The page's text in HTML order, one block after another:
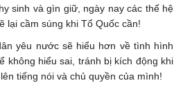
sinh và gìn giữ, ngày nay các thế hệ
lại cầm súng khi Tổ Quốc cần!
yêu nước sẽ hiểu hơn về tình hình
không hiểu sai, tránh bị kích động khi
tiếng nói và chủ quyền của mình!